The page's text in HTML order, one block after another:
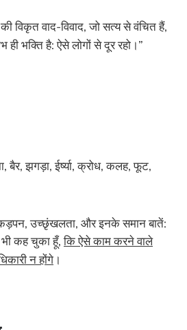
विकृत वाद-विवाद, जो सत्य से वंचित हैं,
भक्ति है: ऐसे लोगों से दूर रहो।”
बैर, झगड़ा, ईर्ष्या, क्रोध, कलह, फूट,
उच्छृंखलता, और इनके समान बातें:
कह चुका हूँ,कि ऐसे काम करने वाले
न होंगे ।